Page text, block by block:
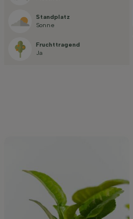
Standplatz
Sonne
Fruchttragend
Ja